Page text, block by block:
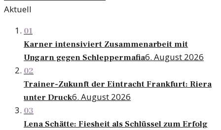
Aktuell
01
Karner intensiviert Zusammenarbeit mit
Ungarn gegen Schleppermafia6. August 2026
02
Trainer-Zukunft der Eintracht Frankfurt: Riera
unter Druck6. August 2026
03
Lena Schätte: Fiesheit als Schlüssel zum Erfolg